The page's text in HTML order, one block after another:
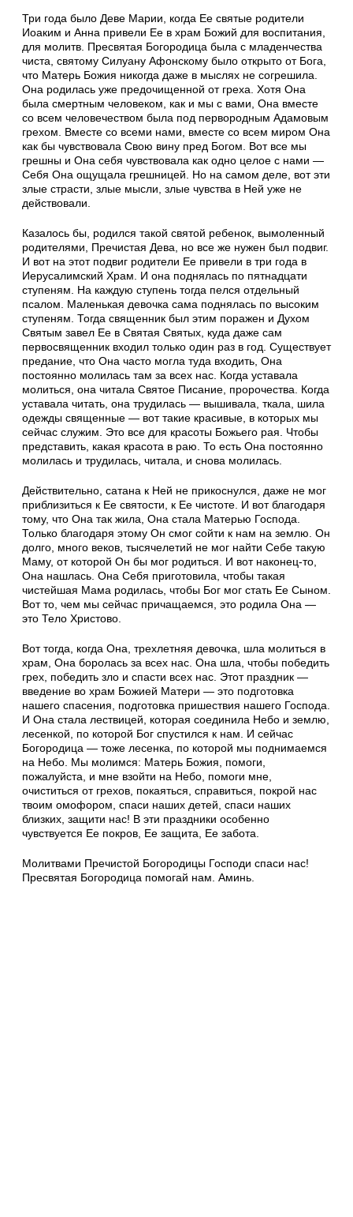
Три года было Деве Марии, когда Ее святые родители
Иоаким и Анна привели Ее в храм Божий для воспитания,
для молитв. Пресвятая Богородица была с младенчества
чиста, святому Силуану Афонскому было открыто от Бога,
что Матерь Божия никогда даже в мыслях не согрешила.
Она родилась уже предочищенной от греха. Хотя Она
была смертным человеком, как и мы с вами, Она вместе
со всем человечеством была под первородным Адамовым
грехом. Вместе со всеми нами, вместе со всем миром Она
как бы чувствовала Свою вину пред Богом. Вот все мы
грешны и Она себя чувствовала как одно целое с нами —
Себя Она ощущала грешницей. Но на самом деле, вот эти
злые страсти, злые мысли, злые чувства в Ней уже не
действовали.
Казалось бы, родился такой святой ребенок, вымоленный
родителями, Пречистая Дева, но все же нужен был подвиг.
И вот на этот подвиг родители Ее привели в три года в
Иерусалимский Храм. И она поднялась по пятнадцати
ступеням. На каждую ступень тогда пелся отдельный
псалом. Маленькая девочка сама поднялась по высоким
ступеням. Тогда священник был этим поражен и Духом
Святым завел Ее в Святая Святых, куда даже сам
первосвященник входил только один раз в год. Существует
предание, что Она часто могла туда входить, Она
постоянно молилась там за всех нас. Когда уставала
молиться, она читала Святое Писание, пророчества. Когда
уставала читать, она трудилась — вышивала, ткала, шила
одежды священные — вот такие красивые, в которых мы
сейчас служим. Это все для красоты Божьего рая. Чтобы
представить, какая красота в раю. То есть Она постоянно
молилась и трудилась, читала, и снова молилась.
Действительно, сатана к Ней не прикоснулся, даже не мог
приблизиться к Ее святости, к Ее чистоте. И вот благодаря
тому, что Она так жила, Она стала Матерью Господа.
Только благодаря этому Он смог сойти к нам на землю. Он
долго, много веков, тысячелетий не мог найти Себе такую
Маму, от которой Он бы мог родиться. И вот наконец-то,
Она нашлась. Она Себя приготовила, чтобы такая
чистейшая Мама родилась, чтобы Бог мог стать Ее Сыном.
Вот то, чем мы сейчас причащаемся, это родила Она —
это Тело Христово.
Вот тогда, когда Она, трехлетняя девочка, шла молиться в
храм, Она боролась за всех нас. Она шла, чтобы победить
грех, победить зло и спасти всех нас. Этот праздник —
введение во храм Божией Матери — это подготовка
нашего спасения, подготовка пришествия нашего Господа.
И Она стала лествицей, которая соединила Небо и землю,
лесенкой, по которой Бог спустился к нам. И сейчас
Богородица — тоже лесенка, по которой мы поднимаемся
на Небо. Мы молимся: Матерь Божия, помоги,
пожалуйста, и мне взойти на Небо, помоги мне,
очиститься от грехов, покаяться, справиться, покрой нас
твоим омофором, спаси наших детей, спаси наших
близких, защити нас! В эти праздники особенно
чувствуется Ее покров, Ее защита, Ее забота.
Молитвами Пречистой Богородицы Господи спаси нас!
Пресвятая Богородица помогай нам. Аминь.